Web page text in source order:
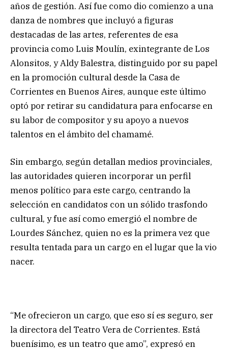
años de gestión. Así fue como dio comienzo a una
danza de nombres que incluyó a figuras
destacadas de las artes, referentes de esa
provincia como Luis Moulín, exintegrante de Los
Alonsitos, y Aldy Balestra, distinguido por su papel
en la promoción cultural desde la Casa de
Corrientes en Buenos Aires, aunque este último
optó por retirar su candidatura para enfocarse en
su labor de compositor y su apoyo a nuevos
talentos en el ámbito del chamamé.
Sin embargo, según detallan medios provinciales,
las autoridades quieren incorporar un perfil
menos político para este cargo, centrando la
selección en candidatos con un sólido trasfondo
cultural, y fue así como emergió el nombre de
Lourdes Sánchez, quien no es la primera vez que
resulta tentada para un cargo en el lugar que la vio
nacer.
“Me ofrecieron un cargo, que eso sí es seguro, ser
la directora del Teatro Vera de Corrientes. Está
buenísimo, es un teatro que amo”, expresó en